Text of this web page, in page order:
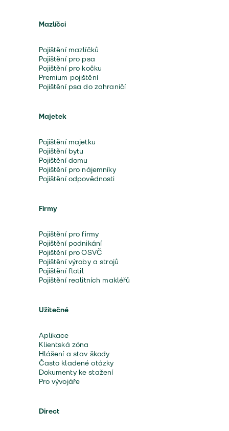
Mazlíčci
Pojištění mazlíčků
Pojištění pro psa
Pojištění pro kočku
Premium pojištění
Pojištění psa do zahraničí
Majetek
Pojištění majetku
Pojištění bytu
Pojištění domu
Pojištění pro nájemníky
Pojištění odpovědnosti
Firmy
Pojištění pro firmy
Pojištění podnikání
Pojištění pro OSVČ
Pojištění výroby a strojů
Pojištění flotil
Pojištění realitních makléřů
Užitečné
Aplikace
Klientská zóna
Hlášení a stav škody
Často kladené otázky
Dokumenty ke stažení
Pro vývojáře
Direct